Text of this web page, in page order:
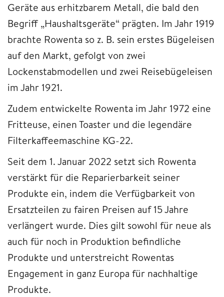
Geräte aus erhitzbarem Metall, die bald den
Begriff „Haushaltsgeräte“ prägten. Im Jahr 1919
brachte Rowenta so z. B. sein erstes Bügeleisen
auf den Markt, gefolgt von zwei
Lockenstabmodellen und zwei Reisebügeleisen
im Jahr 1921.
Zudem entwickelte Rowenta im Jahr 1972 eine
Fritteuse, einen Toaster und die legendäre
Filterkaffeemaschine KG-22.
Seit dem 1. Januar 2022 setzt sich Rowenta
verstärkt für die Reparierbarkeit seiner
Produkte ein, indem die Verfügbarkeit von
Ersatzteilen zu fairen Preisen auf 15 Jahre
verlängert wurde. Dies gilt sowohl für neue als
auch für noch in Produktion befindliche
Produkte und unterstreicht Rowentas
Engagement in ganz Europa für nachhaltige
Produkte.